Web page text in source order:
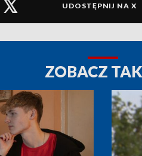
UDOSTĘPNIJ NA X
ZOBACZ